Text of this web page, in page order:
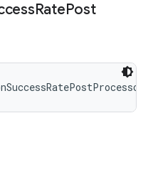
RatePost